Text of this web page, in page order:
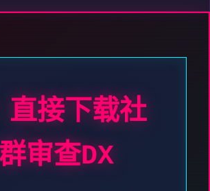
接下载社
审查DX